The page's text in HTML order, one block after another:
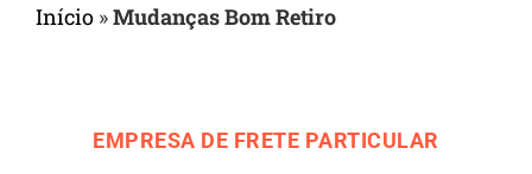
Início »Mudanças Bom Retiro
EMPRESA DE FRETE PARTICULAR